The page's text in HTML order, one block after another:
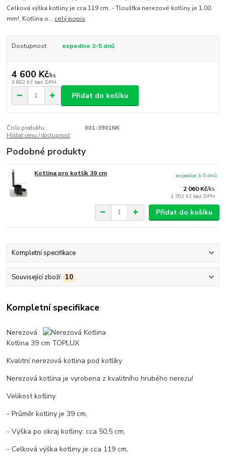
Celková výška kotliny je cca 119 cm, - Tloušťka nerezové kotliny je 1,00
mm!, Kotlina o... celý popis
Dostupnost expedice 3-5 dnů
4 600 Kč/ks
3 802 Kč bez DPH
Přidat do košíku
Číslo produktu:
001-3901NK
Hlídat cenu / dostupnost
Podobné produkty
Kotlina pro kotlík 39 cm
2 060 Kč/ks
1 702 Kč bez DPH
expedice 3-5 dnů
Přidat do košíku
Kompletní specifikace
Související zboží 10
Kompletní specifikace
Nerezová
Kotlina 39 cm TOPLUX
Kvalitní nerezová kotlina pod kotlíky
Nerezová kotlina je vyrobena z kvalitního hrubého nerezu!
Velikost kotliny:
- Průměr kotliny je 39 cm,
- Výška po okraj kotliny: cca 50,5 cm,
- Celková výška kotliny je cca 119 cm,